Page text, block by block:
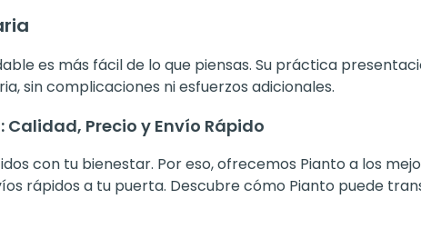
es más fácil de lo que piensas. Su práctica
sin complicaciones ni esfuerzos adicionales.
Precio y Envío Rápido
con tu bienestar. Por eso, ofrecemos Pianto a los
rápidos a tu puerta. Descubre cómo Pianto puede